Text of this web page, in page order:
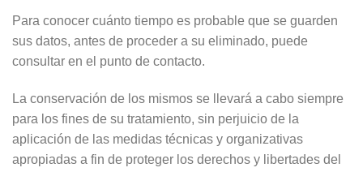
Para conocer cuánto tiempo es probable que se guarden
sus datos, antes de proceder a su eliminado, puede
consultar en el punto de contacto.
La conservación de los mismos se llevará a cabo siempre
para los fines de su tratamiento, sin perjuicio de la
aplicación de las medidas técnicas y organizativas
apropiadas a fin de proteger los derechos y libertades del